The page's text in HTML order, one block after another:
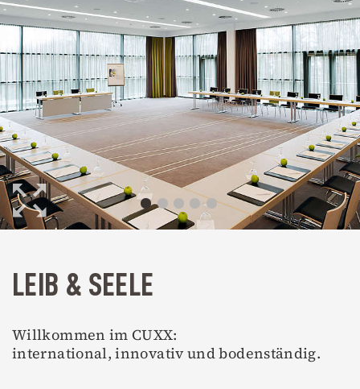
LEIB & SEELE
Willkommen im CUXX:
international, innovativ und bodenständig.